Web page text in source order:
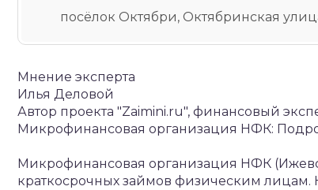
посёлок Октябри, Октябринская
Мнение эксперта
Илья Деловой
Автор проекта "Zaimini.ru", финансовый
Микрофинансовая организация НФК:
Микрофинансовая организация НФК
краткосрочных займов физическим